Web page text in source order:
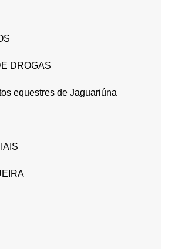
DROGAS
equestres de Jaguariúna